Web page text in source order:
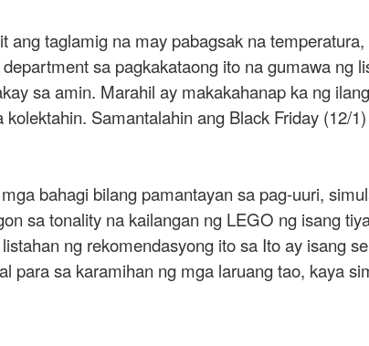
taglamig na may pabagsak na
sa pagkakataong ito na gumawa ng
sa amin. Marahil ay makakahanap ka ng
Samantalahin ang Black Friday (12/
bahagi bilang pamantayan sa pag-uuri,
sa tonality na kailangan ng LEGO ng isang
ng rekomendasyong ito sa Ito ay isang
para sa karamihan ng mga laruang tao, kaya